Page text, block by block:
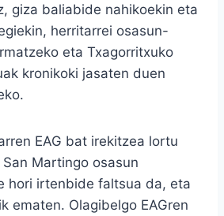
giza baliabide nahikoekin eta
herritarrei osasun-
eta Txagorritxuko
kronikoki jasaten duen
EAG bat irekitzea lortu
Martingo osasun
hori irtenbide faltsua da, eta
ematen. Olagibelgo EAGren